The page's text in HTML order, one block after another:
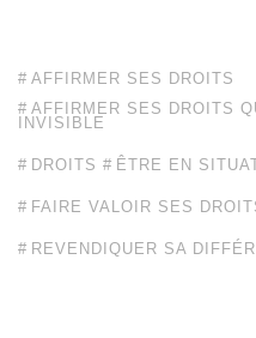
AFFIRMER SES DROITS
AFFIRMER SES DROITS
INVISIBLE
DROITS ÊTRE EN
FAIRE VALOIR SES
REVENDIQUER SA